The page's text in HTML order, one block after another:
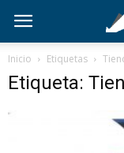
Inicio Etiquetas
Etiqueta: